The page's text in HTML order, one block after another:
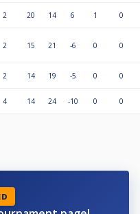
2 20 14 6 1 0
2 15 21 -6 0 0
2 14 19 -5 0 0
4 14 24 -10 0 0